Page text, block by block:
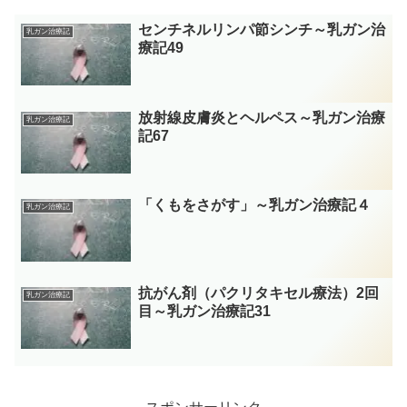
乳ガン治療記
センチネルリンパ節シンチ～乳ガン治
療記49
乳ガン治療記
放射線皮膚炎とヘルペス～乳ガン治療
記67
乳ガン治療記 「くもをさがす」～乳ガン治療記４
乳ガン治療記
抗がん剤（パクリタキセル療法）2回
目～乳ガン治療記31